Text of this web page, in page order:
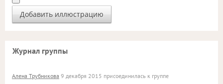
Журнал группы
Алена Трубникова 9 декабря 2015 присоединилась к группе